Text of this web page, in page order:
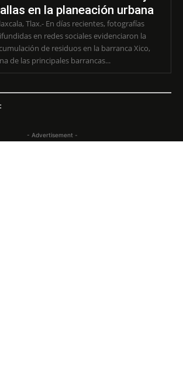
en la planeación urbana
Tlax.- En días recientes, fotografías
en redes sociales evidenciaron la
de residuos en la barranca Xico,
de las principales barrancas...
- Advertisement -